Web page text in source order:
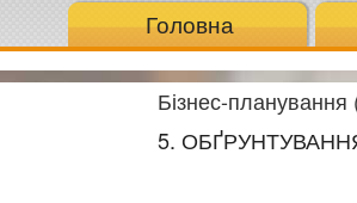
Головна
Бізнес-планування
5.